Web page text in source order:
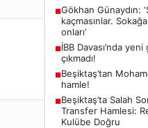
■Gökhan Günaydın:
kaçmasınlar.
onları’
■İBB Davası’nda
çıkmadı!
■Beşiktaş’tan
hamle!
■Beşiktaş’ta Salah
Transfer Hamlesi:
Kulübe Doğru